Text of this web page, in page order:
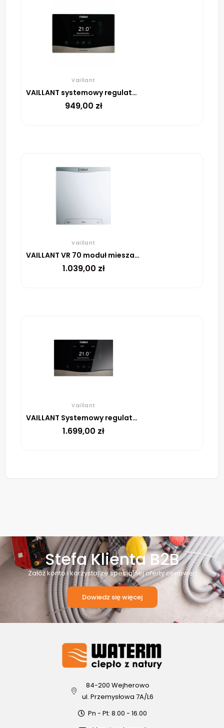
Vaillant
VAILLANT systemowy regulator pogodowy VRC 720 sensoCOMFORT
949,00 zł
Vaillant
VAILLANT VR 70 moduł mieszaczowo solarny do regulatora multiMATIC VRC 700
1.039,00 zł
Vaillant
VAILLANT Systemowy regulator pogodowy VRC 720f sensoCOMFORT (bezprzewodowy)
1.699,00 zł
Stefa Klienta B2B
Załóż konto i korzystaj ze specjalnej oferty cenowej!
Dowiedz się więcej
84-200 Wejherowo
ul. Przemysłowa 7A/L6
Pn - Pt: 8.00 - 16.00